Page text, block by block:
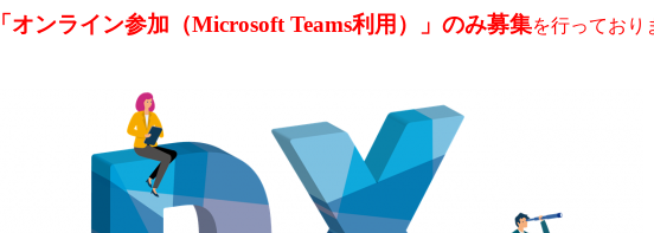
「オンライン参加（Microsoft Teams利用）」のみ募集を行っており